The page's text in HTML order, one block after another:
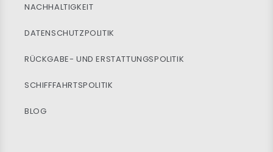
NACHHALTIGKEIT
DATENSCHUTZPOLITIK
RÜCKGABE- UND ERSTATTUNGSPOLITIK
SCHIFFFAHRTSPOLITIK
BLOG